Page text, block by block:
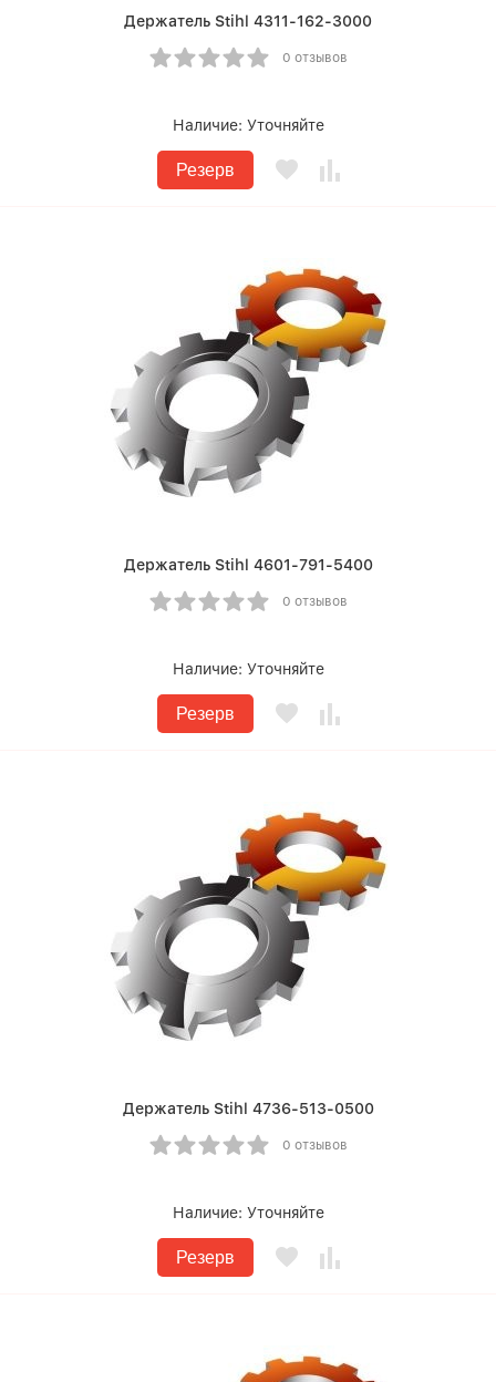
Держатель Stihl 4311-162-3000
0 отзывов
Наличие: Уточняйте
Резерв
Держатель Stihl 4601-791-5400
0 отзывов
Наличие: Уточняйте
Резерв
Держатель Stihl 4736-513-0500
0 отзывов
Наличие: Уточняйте
Резерв